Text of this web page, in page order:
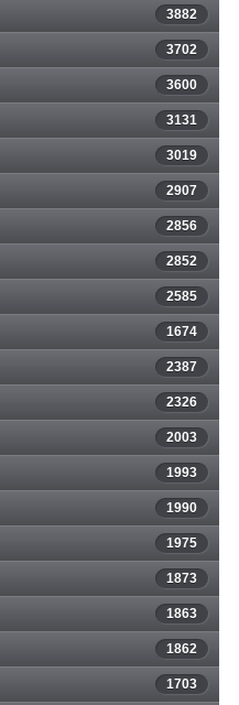
3882
3702
3600
3131
3019
2907
2856
2852
2585
1674
2387
2326
2003
1993
1990
1975
1873
1863
1862
1703